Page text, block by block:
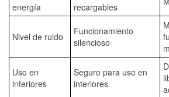
energía
recargables
Nivel de ruido
Funcionamiento
silencioso
Uso en
interiores
Seguro para uso en
interiores